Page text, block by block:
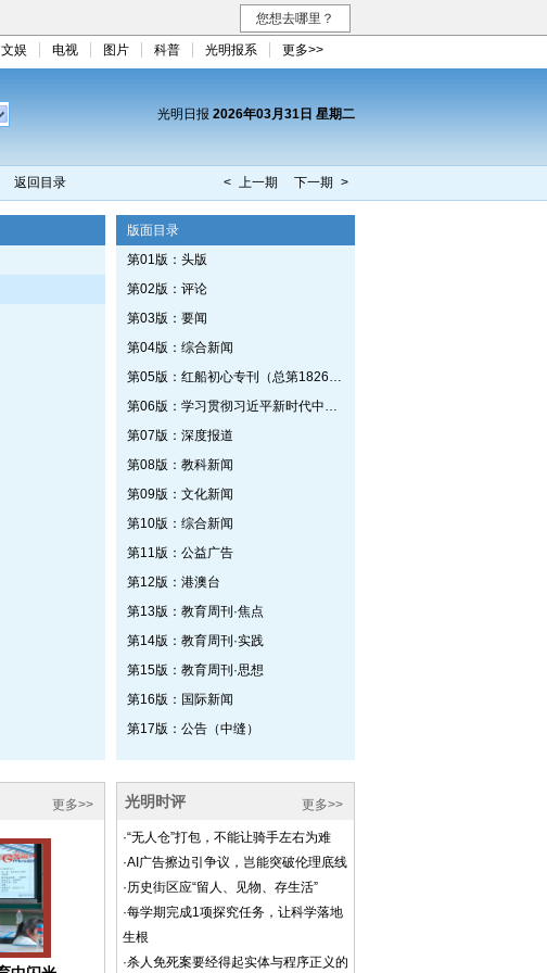
您想去哪里？
文娱 电视 图片 科普 光明报系 更多>>
光明日报 2026年03月31日 星期二
返回目录 < 上一期 下一期 >
版面目录
第01版：头版
第02版：评论
第03版：要闻
第04版：综合新闻
第05版：红船初心专刊（总第1826期）
第06版：学习贯彻习近平新时代中国特色社会主义思想专刊
第07版：深度报道
第08版：教科新闻
第09版：文化新闻
第10版：综合新闻
第11版：公益广告
第12版：港澳台
第13版：教育周刊·焦点
第14版：教育周刊·实践
第15版：教育周刊·思想
第16版：国际新闻
第17版：公告（中缝）